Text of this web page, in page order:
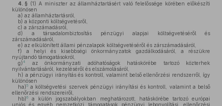
4. § (1) A miniszter az államháztartásért való felelőssége körében előkészíti
különösen
a) az államháztartásról,
b) a központi költségvetésről,
c) a zárszámadásról,
d) a társadalombiztosítás pénzügyi alapjai költségvetéséről és
zárszámadásáról,
e) az elkülönített állami pénzalapok költségvetéséről és zárszámadásáról,
f) a helyi és kisebbségi önkormányzatok gazdálkodásáról, a részükre
nyújtandó támogatásokról,
g)4
az önkormányzati adóhatóságok hatáskörébe tartozó közterhek
nyilvántartásáról, kezeléséről és elszámolásáról,
h) a pénzügyi irányítás és kontroll, valamint belső ellenőrzési rendszerről, így
különösen
ha)5 a költségvetési szervek pénzügyi irányítási és kontroll, valamint a belső
ellenőrzési rendszereiről,
hb)6
a külön jogszabályokban meghatározott, hatáskörébe tartozó európai
uniós és egyéb nemzetközi támogatások pénzügyi lebonyolítási, ellenőrzési